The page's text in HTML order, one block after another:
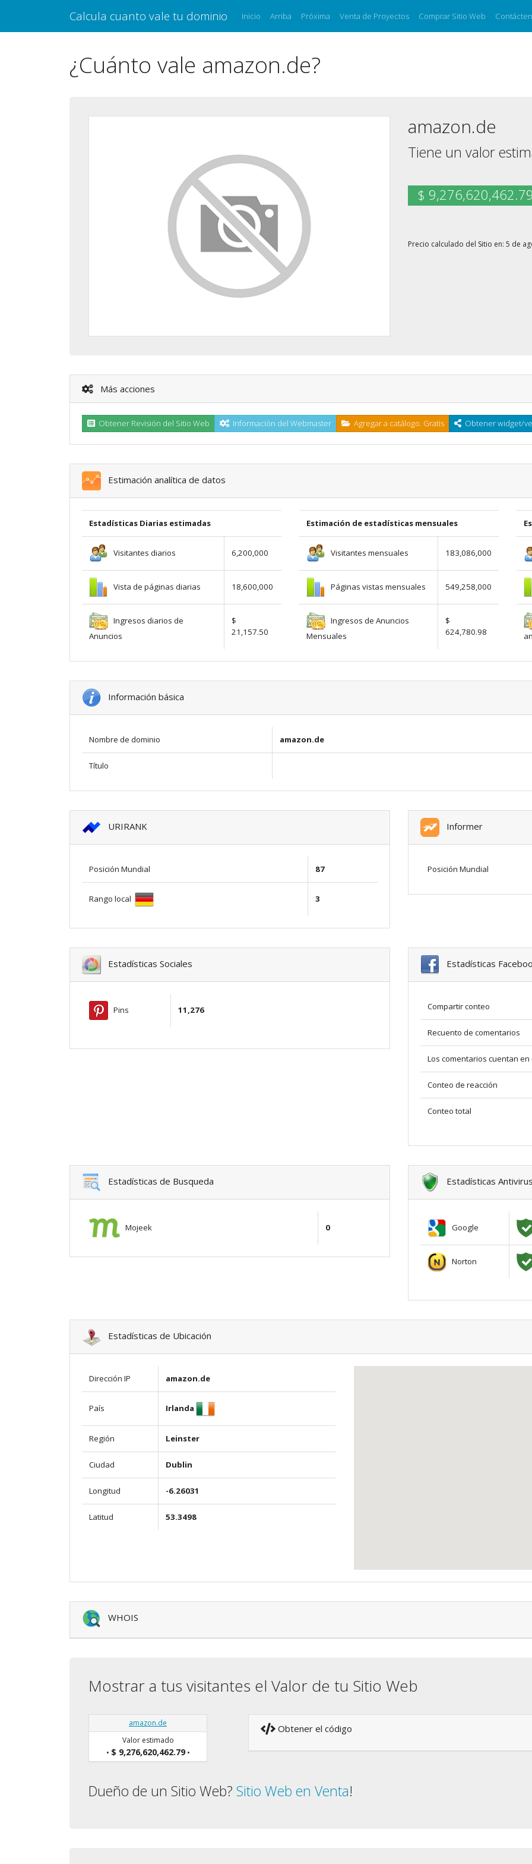
Calcula cuanto vale tu dominio Inicio Arriba Próxima Venta de Proyectos Comprar Sitio Web
¿Cuánto vale amazon.de?
amazon.de
Tiene un valor
$ 9,276,620,462.79
Precio calculado del Sitio en: 5 de
Más acciones
Obtener Revisión del Sitio Web Información del Webmaster Agregar a catálogo. Gratis Obtener widget/
Estimación analítica de datos
Estadísticas Diarias estimadas
Visitantes diarios 6,200,000
Vista de páginas diarias 18,600,000
Ingresos diarios de
Anuncios
$
21,157.50
Estimación de estadísticas mensuales
Visitantes mensuales 183,086,000
Páginas vistas mensuales 549,258,000
Ingresos de Anuncios
Mensuales
$
624,780.98
Información básica
Nombre de dominio amazon.de
Título
URIRANK
Posición Mundial 87
Rango local 3
Informer
Posición Mundial
Estadísticas Sociales
Pins 11,276
Estadísticas
Compartir conteo
Recuento de comentarios
Los comentarios cuentan en
Conteo de reacción
Conteo total
Estadísticas de Busqueda
Mojeek 0
Estadísticas Antivirus
Google
Norton
Estadísticas de Ubicación
Dirección IP amazon.de
País Irlanda
Región Leinster
Ciudad Dublin
Longitud -6.26031
Latitud 53.3498
WHOIS
Mostrar a tus visitantes el Valor de tu Sitio Web
amazon.de
Valor estimado
• $ 9,276,620,462.79•
Obtener el código
Dueño de un Sitio Web? Sitio Web en Venta!